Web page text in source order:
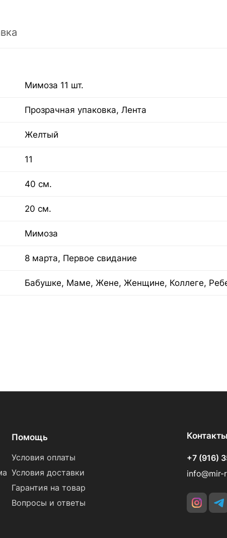
Мимоза 11 шт.
Прозрачная упаковка, Лента
Желтый
11
40 см.
20 см.
Мимоза
8 марта, Первое свидание
Бабушке, Маме, Жене, Женщине, Коллеге,
Помощь
Условия оплаты
Условия доставки
Гарантия на товар
Вопросы и ответы
Контакты
+7 (916)
info@mir-